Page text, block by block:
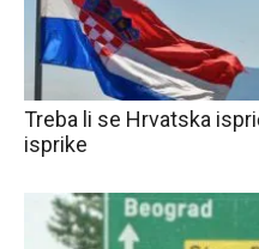
Treba li se Hrvatska
isprike